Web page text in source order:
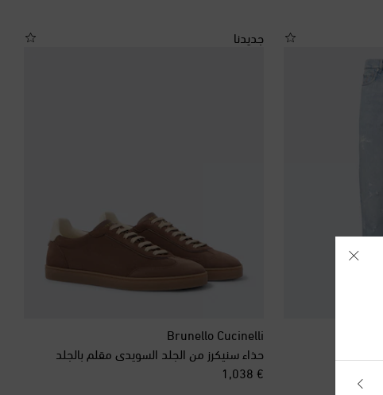
جديدنا
Brunello Cucinelli
حذاء سنيكرز من الجلد السويدي مقلم بالجلد
€ 1,038
original price